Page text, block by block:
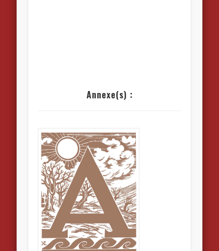
Annexe(s) :